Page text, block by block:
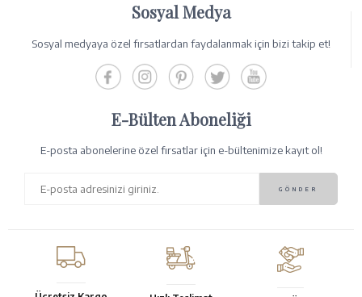
Sosyal Medya
Sosyal medyaya özel fırsatlardan faydalanmak için bizi takip et!
E-Bülten Aboneliği
E-posta abonelerine özel fırsatlar için e-bültenimize kayıt ol!